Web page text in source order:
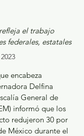
el trabajo
federales, estatales
encabeza
Delfina
General de
informó que los
redujeron 30 por
México durante el